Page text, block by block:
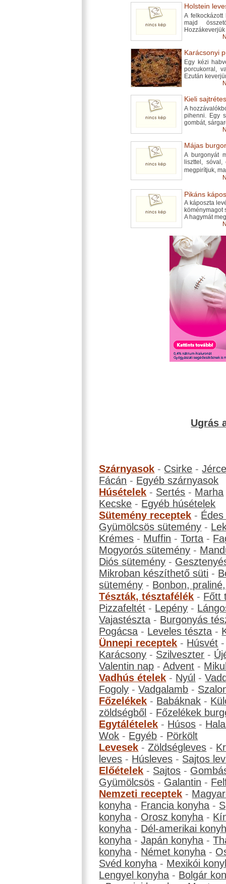
Holstein
A
majd
Karácsonyi
Egy kézi
porcukorral,
Ezután
Kieli
A
pihenni. Egy
gombát,
Májas
A burgonyát
liszttel,
megpirítjuk,
Pikáns
A káposzta
köménymagot
A hagymát
Ugrás
Szárnyasok - Csirke -
Fácán - Egyéb szárnyasok
Húsételek - Sertés - Marha
Kecske - Egyéb húsételek
Sütemény receptek -
Gyümölcsös sütemény -
Krémes - Muffin -Torta -
Mogyorós sütemény -
Diós sütemény -
Mikroban készíthető süti -
sütemény - Bonbon,
Tészták, tésztafélék - Főtt
Pizzafeltét - Lepény -
Vajastészta - Burgonyás
Pogácsa - Leveles tészta -
Ünnepi receptek - Húsvét
Karácsony - Szilveszter -
Valentin nap -Advent -
Vadhús ételek - Nyúl -
Fogoly -Vadgalamb -
Főzelékek - Babáknak -
zöldségből - Főzelékek
Egytálételek - Húsos -
Wok - Egyéb - Pörkölt
Levesek -Zöldségleves -
leves - Húsleves - Sajtos
Előételek - Sajtos -
Gyümölcsös - Galantin -
Nemzeti receptek -
konyha - Francia konyha -
konyha - Orosz konyha -
konyha - Dél-amerikai
konyha -Japán konyha -
konyha - Német konyha -
Svéd konyha - Mexikói
Lengyel konyha - Bolgár